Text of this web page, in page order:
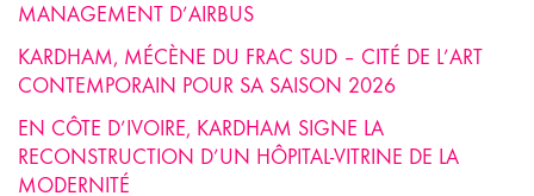
MANAGEMENT D’AIRBUS
KARDHAM, MÉCÈNE DU FRAC SUD – CITÉ DE L’ART
CONTEMPORAIN POUR SA SAISON 2026
EN CÔTE D’IVOIRE, KARDHAM SIGNE LA
RECONSTRUCTION D’UN HÔPITAL-VITRINE DE LA
MODERNITÉ